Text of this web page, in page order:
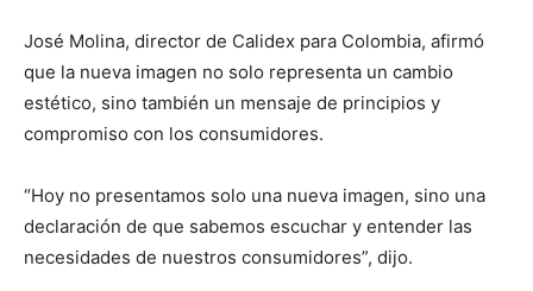
José Molina, director de Calidex para Colombia, afirmó
que la nueva imagen no solo representa un cambio
estético, sino también un mensaje de principios y
compromiso con los consumidores.
“Hoy no presentamos solo una nueva imagen, sino una
declaración de que sabemos escuchar y entender las
necesidades de nuestros consumidores”, dijo.